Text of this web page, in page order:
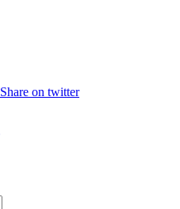
Share on twitter